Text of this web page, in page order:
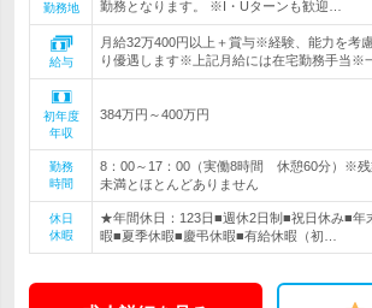
勤務地
勤務となります。 ※I・Uターンも歓迎…
給与
月給32万400円以上＋賞与※経験、能力を考
り優遇します※上記月給には在宅勤務手当※
初年度
年収
384万円～400万円
勤務
時間
8：00～17：00（実働8時間 休憩60分）※残
未満とほとんどありません
休日
休暇
★年間休日：123日■週休2日制■祝日休み■年
暇■夏季休暇■慶弔休暇■有給休暇（初…